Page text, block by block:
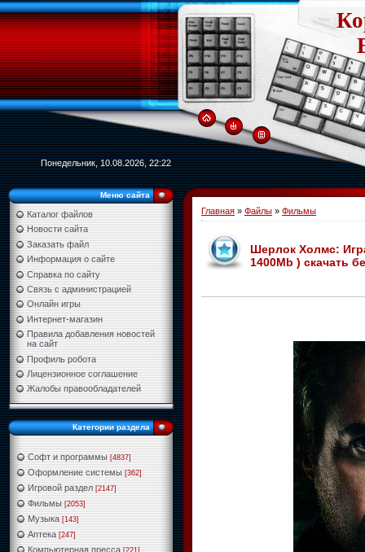
Понедельник, 10.08.2026, 22:22
Меню сайта
Каталог файлов
Новости сайта
Заказать файл
Информация о сайте
Справка по сайту
Связь с администрацией
Онлайн игры
Интернет-магазин
Правила добавления новостей
на сайт
Профиль робота
Лицензионное соглашение
Жалобы правообладателей
Категории раздела
Софт и программы [4837]
Оформление системы [362]
Игровой раздел [2147]
Фильмы [2053]
Музыка [143]
Аптека [247]
Компьютерная пресса [221]
Главная » Файлы » Фильмы
Шерлок Холмс:
1400Mb ) скачать